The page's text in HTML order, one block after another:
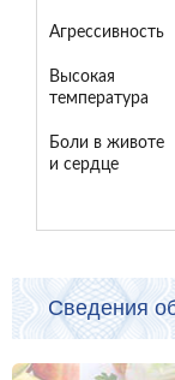
Агрессивность
Высокая
температура
Боли в животе
и сердце
Сведения